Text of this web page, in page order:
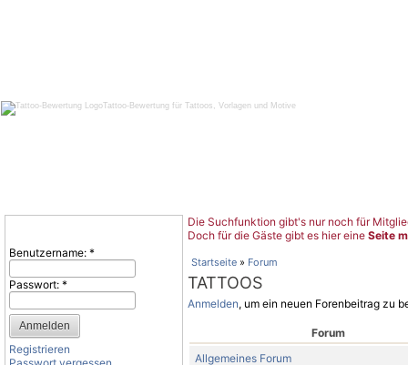
Tattoo-Bewertung für Tattoos, Vorlagen und Motive
Benutzername: *
Passwort: *
Registrieren
Die Suchfunktion gibt's nur noch für
Doch für die Gäste gibt es hier eine Seite
Startseite » Forum
TATTOOS
Anmelden, um ein neuen Forenbeitrag zu
Forum
Allgemeines Forum